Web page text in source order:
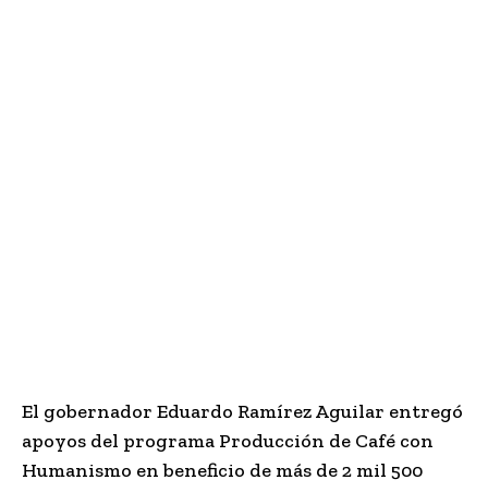
El gobernador Eduardo Ramírez Aguilar entregó
apoyos del programa Producción de Café con
Humanismo en beneficio de más de 2 mil 500